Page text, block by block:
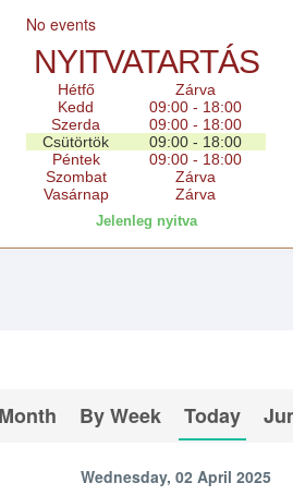
No events
NYITVATARTÁS
Hétfő
Zárva
Kedd
09:00 - 18:00
Szerda
09:00 - 18:00
Csütörtök
09:00 - 18:00
Péntek
09:00 - 18:00
Szombat
Zárva
Vasárnap
Zárva
Jelenleg nyitva
By Week Today
Wednesday, 02 April 2025